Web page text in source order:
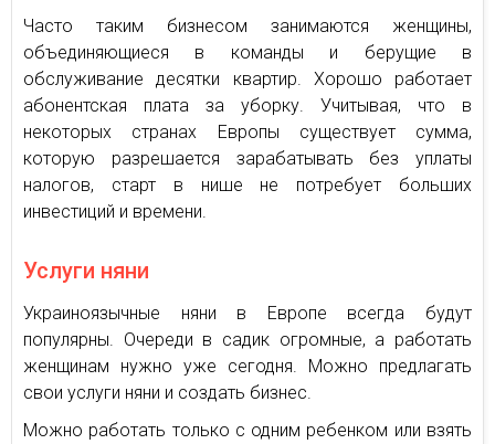
Часто таким бизнесом занимаются женщины,
объединяющиеся в команды и берущие в
обслуживание десятки квартир. Хорошо работает
абонентская плата за уборку. Учитывая, что в
некоторых странах Европы существует сумма,
которую разрешается зарабатывать без уплаты
налогов, старт в нише не потребует больших
инвестиций и времени.
Услуги няни
Украиноязычные няни в Европе всегда будут
популярны. Очереди в садик огромные, а работать
женщинам нужно уже сегодня. Можно предлагать
свои услуги няни и создать бизнес.
Можно работать только с одним ребенком или взять